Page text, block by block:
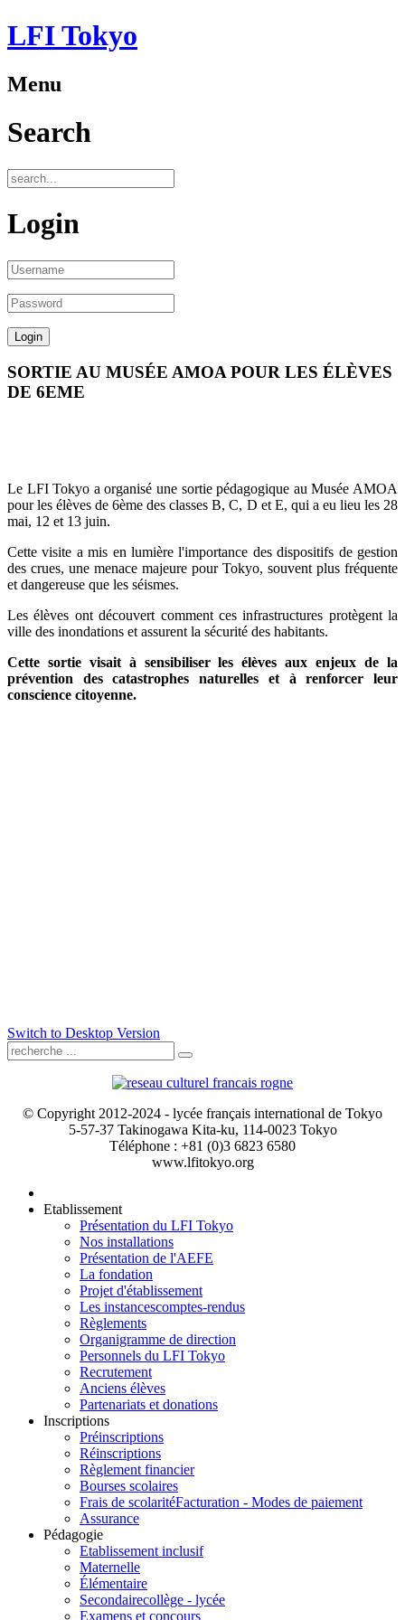
LFI Tokyo
Menu
Search
Login
SORTIE AU MUSÉE AMOA POUR LES ÉLÈVES
DE 6EME
Le LFI Tokyo a organisé une sortie pédagogique au Musée AMOA
pour les élèves de 6ème des classes B, C, D et E, qui a eu lieu les 28
mai, 12 et 13 juin.
Cette visite a mis en lumière l'importance des dispositifs de gestion
des crues, une menace majeure pour Tokyo, souvent plus fréquente
et dangereuse que les séismes.
Les élèves ont découvert comment ces infrastructures protègent la
ville des inondations et assurent la sécurité des habitants.
Cette sortie visait à sensibiliser les élèves aux enjeux de la
prévention des catastrophes naturelles et à renforcer leur
conscience citoyenne.
Switch to Desktop Version
© Copyright 2012-2024 - lycée français international de Tokyo
5-57-37 Takinogawa Kita-ku, 114-0023 Tokyo
Téléphone : +81 (0)3 6823 6580
www.lfitokyo.org
Etablissement
Présentation du LFI Tokyo
Nos installations
Présentation de l'AEFE
La fondation
Projet d'établissement
Les instancescomptes-rendus
Règlements
Organigramme de direction
Personnels du LFI Tokyo
Recrutement
Anciens élèves
Partenariats et donations
Inscriptions
Préinscriptions
Réinscriptions
Règlement financier
Bourses scolaires
Frais de scolaritéFacturation - Modes de paiement
Assurance
Pédagogie
Etablissement inclusif
Maternelle
Élémentaire
Secondairecollège - lycée
Examens et concours